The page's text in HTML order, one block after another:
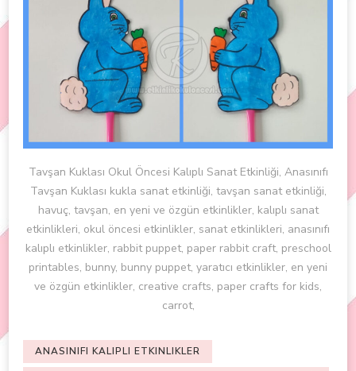
Tavşan Kuklası Okul Öncesi Kalıplı Sanat Etkinliği, Anasınıfı
Tavşan Kuklası kukla sanat etkinliği, tavşan sanat etkinliği,
havuç, tavşan, en yeni ve özgün etkinlikler, kalıplı sanat
etkinlikleri, okul öncesi etkinlikler, sanat etkinlikleri, anasınıfı
kalıplı etkinlikler, rabbit puppet, paper rabbit craft, preschool
printables, bunny, bunny puppet, yaratıcı etkinlikler, en yeni
ve özgün etkinlikler, creative crafts, paper crafts for kids,
carrot,
ANASINIFI KALIPLI ETKINLIKLER